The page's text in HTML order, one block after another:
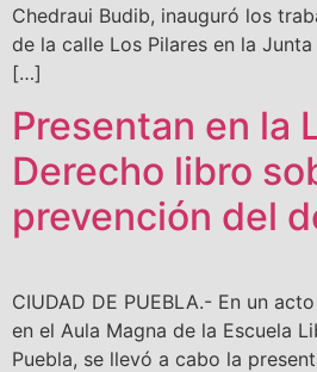
Chedraui Budib, inauguró los
de la calle Los Pilares en la
[…]
Presentan en la
Derecho libro
prevención del
CIUDAD DE PUEBLA.- En un
en el Aula Magna de la Escuela
Puebla, se llevó a cabo la